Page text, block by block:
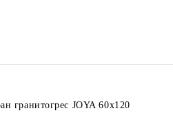
гранитогрес JOYA 60x120